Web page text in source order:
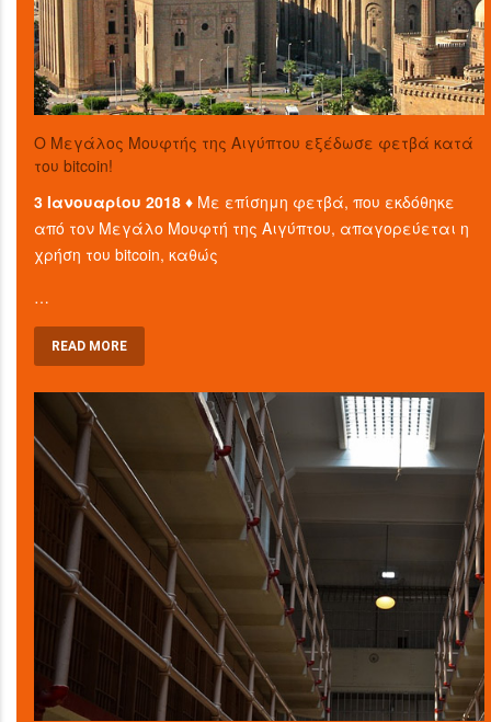
O Μεγάλος Μουφτής της Αιγύπτου εξέδωσε φετβά κατά
του bitcoin!
3 Ιανουαρίου 2018 ♦ Με επίσημη φετβά, που εκδόθηκε
από τον Μεγάλο Μουφτή της Αιγύπτου, απαγορεύεται η
χρήση του bitcoin, καθώς
…
READ MORE